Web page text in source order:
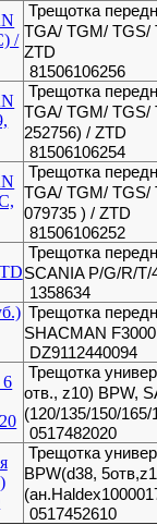
Трещотка
TGA/ TGM/ TGS/
ZTD
81506106256
Трещотка
TGA/ TGM/ TGS/
252756) / ZTD
81506106254
Трещотка
TGA/ TGM/ TGS/
079735 ) / ZTD
81506106252
Трещотка
SCANIA P/G/R/
1358634
Трещотка
SHACMAN
DZ9112440094
Трещотка
отв., z10) BPW,
(120/135/150/
0517482020
Трещотка
BPW(d38,
0517452610